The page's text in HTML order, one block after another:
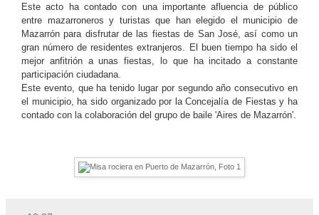
Este acto ha contado con una importante afluencia de público
entre mazarroneros y turistas que han elegido el municipio de
Mazarrón para disfrutar de las fiestas de San José, así como un
gran número de residentes extranjeros. El buen tiempo ha sido el
mejor anfitrión a unas fiestas, lo que ha incitado a constante
participación ciudadana.
Este evento, que ha tenido lugar por segundo año consecutivo en
el municipio, ha sido organizado por la Concejalía de Fiestas y ha
contado con la colaboración del grupo de baile 'Aires de Mazarrón'.